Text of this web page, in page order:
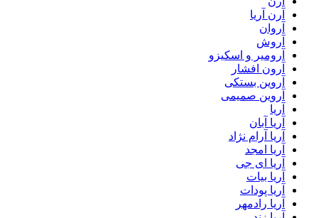
آرن آریا
آروان
آروش
آرومیر و اسکیزو
آرون افشار
آروین بستکی
آروین صمیمی
آریا
آریا آبان
آریا آرام نژاد
آریا امجد
آریا ای جی
آریا بیات
آریا پودات
آریا رادمهر